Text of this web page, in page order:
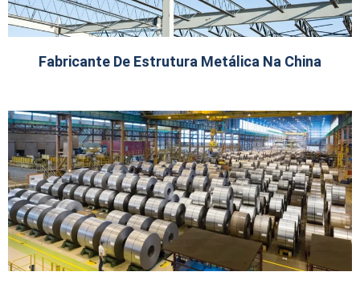
Fabricante De Estrutura Metálica Na China